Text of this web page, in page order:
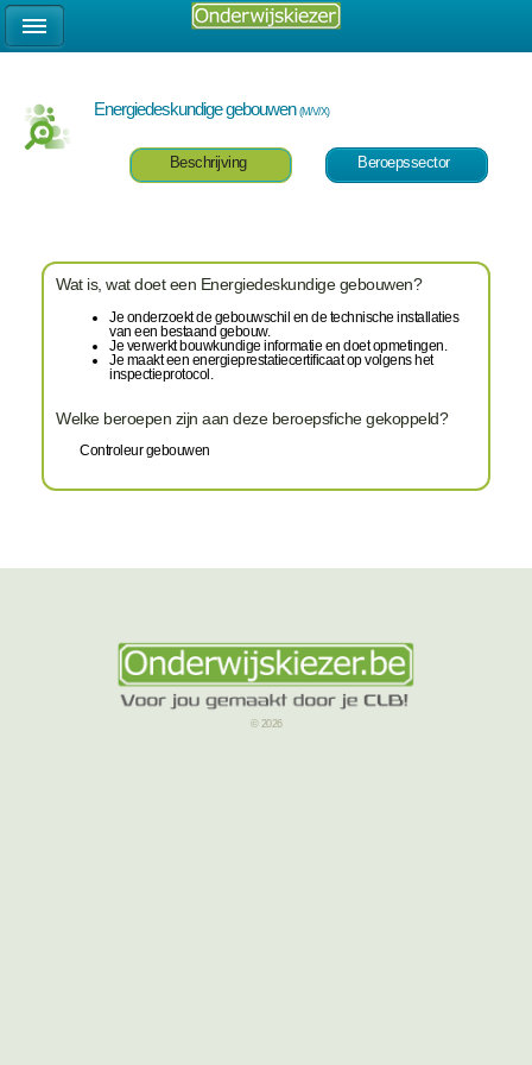
Energiedeskundige gebouwen(M/V/X)
Beschrijving Beroepssector
Wat is, wat doet een Energiedeskundige gebouwen?
Je onderzoekt de gebouwschil en de technische installaties
van een bestaand gebouw.
Je verwerkt bouwkundige informatie en doet opmetingen.
Je maakt een energieprestatiecertificaat op volgens het
inspectieprotocol.
Welke beroepen zijn aan deze beroepsfiche gekoppeld?
Controleur gebouwen
© 2026